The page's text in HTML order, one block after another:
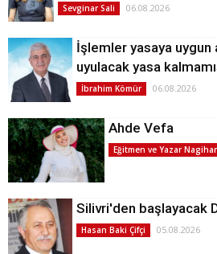
Sevginar Sali 06.08.2026
İşlemler yasaya
uyulacak yasa
İbrahim Kömür 06.08.2026
Ahde Vefa
Eğitmen ve Yazar
Silivri'den başlayacak
Hasan Baki Çifçi 05.08.2026